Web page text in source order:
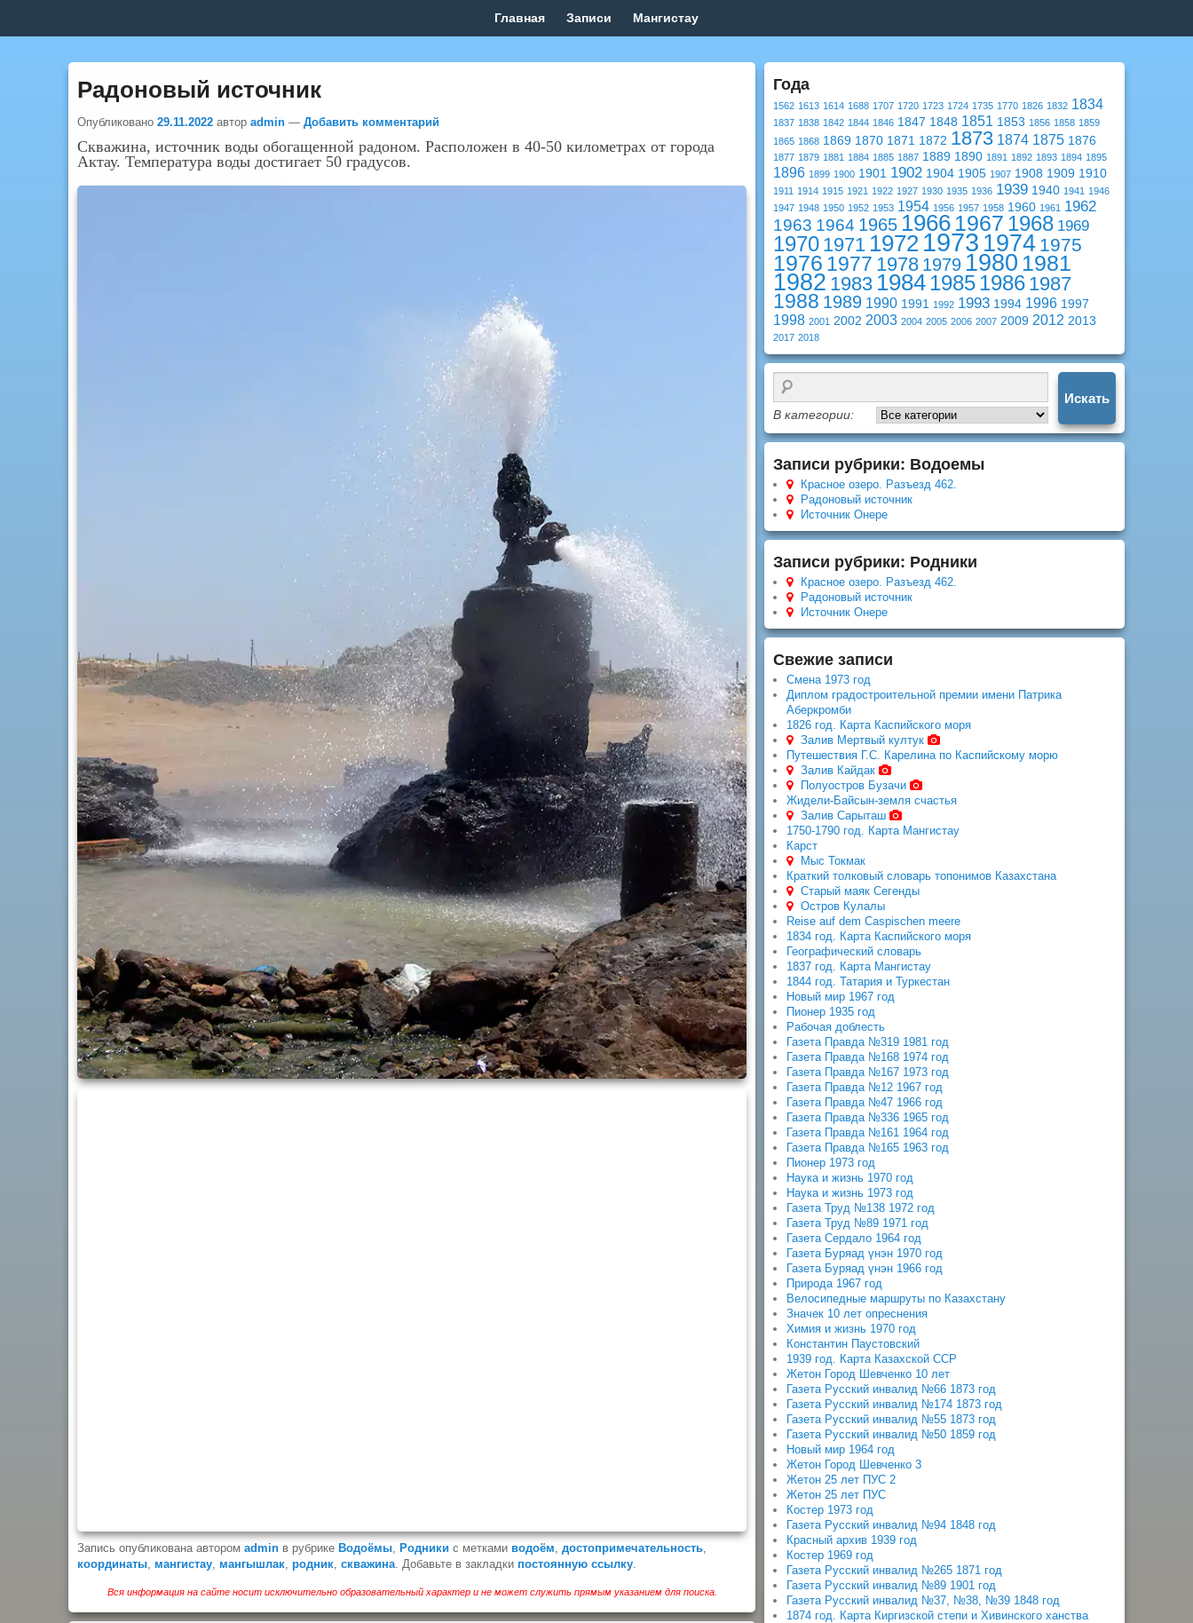
меню
Главная Записи Мангистау
Радоновый источник
Опубликовано 29.11.2022 автор admin — Добавить комментарий
Скважина, источник воды обогащенной радоном. Расположен в 40-50 километрах от города
Актау. Температура воды достигает 50 градусов.
Запись опубликована автором admin в рубрике Водоёмы Родники с метками водоём достопримечательность
координаты мангистау мангышлак родник скважина . Добавьте в закладки постоянную ссылку
Вся информация на сайте носит исключительно образовательный характер и не может служить прямым указанием для поиска.
Года
1562 1613 1614 1688 1707 1720 1723 1724 1735 1770 1826 1832 1834
1837 1838 1842 1844 1846 1847 1848 1851 1853 1856 1858 1859
1865 1868 1869 1870 1871 1872 1873 1874 1875 1876
1877 1879 1881 1884 1885 1887 1889 1890 1891 1892 1893 1894 1895
1896 1899 1900 1901 1902 1904 1905 1907 1908 1909 1910
1911 1914 1915 1921 1922 1927 1930 1935 1936 1939 1940 1941 1946
1947 1948 1950 1952 1953 1954 1956 1957 1958 1960 1961 1962
1963 1964 1965 1966 1967 1968 1969
1970 1971 1972 1973 1974 1975
1976 1977 1978 1979 1980 1981
1982 1983 198419851986 1987
1988 1989 1990 1991 1992 1993 1994 1996 1997
1998 2001 2002 2003 2004 2005 2006 2007 2009 2012 2013
2017 2018
В категории:
Записи рубрики: Водоемы
Красное озеро. Разъезд 462.
Радоновый источник
Источник Онере
Записи рубрики: Родники
Красное озеро. Разъезд 462.
Радоновый источник
Источник Онере
Свежие записи
Смена 1973 год
Диплом градостроительной премии имени Патрика
Аберкромби
1826 год. Карта Каспийского моря
Залив Мертвый култук
Путешествия Г.С. Карелина по Каспийскому морю
Залив Кайдак
Полуостров Бузачи
Жидели-Байсын-земля счастья
Залив Сарыташ
1750-1790 год. Карта Мангистау
Карст
Мыс Токмак
Краткий толковый словарь топонимов Казахстана
Старый маяк Сегенды
Остров Кулалы
Reise auf dem Caspischen meere
1834 год. Карта Каспийского моря
Географический словарь
1837 год. Карта Мангистау
1844 год. Татария и Туркестан
Новый мир 1967 год
Пионер 1935 год
Рабочая доблесть
Газета Правда №319 1981 год
Газета Правда №168 1974 год
Газета Правда №167 1973 год
Газета Правда №12 1967 год
Газета Правда №47 1966 год
Газета Правда №336 1965 год
Газета Правда №161 1964 год
Газета Правда №165 1963 год
Пионер 1973 год
Наука и жизнь 1970 год
Наука и жизнь 1973 год
Газета Труд №138 1972 год
Газета Труд №89 1971 год
Газета Сердало 1964 год
Газета Буряад үнэн 1970 год
Газета Буряад үнэн 1966 год
Природа 1967 год
Велосипедные маршруты по Казахстану
Значек 10 лет опреснения
Химия и жизнь 1970 год
Константин Паустовский
1939 год. Карта Казахской ССР
Жетон Город Шевченко 10 лет
Газета Русский инвалид №66 1873 год
Газета Русский инвалид №174 1873 год
Газета Русский инвалид №55 1873 год
Газета Русский инвалид №50 1859 год
Новый мир 1964 год
Жетон Город Шевченко 3
Жетон 25 лет ПУС 2
Жетон 25 лет ПУС
Костер 1973 год
Газета Русский инвалид №94 1848 год
Красный архив 1939 год
Костер 1969 год
Газета Русский инвалид №265 1871 год
Газета Русский инвалид №89 1901 год
Газета Русский инвалид №37, №38, №39 1848 год
1874 год. Карта Киргизской степи и Хивинского ханства